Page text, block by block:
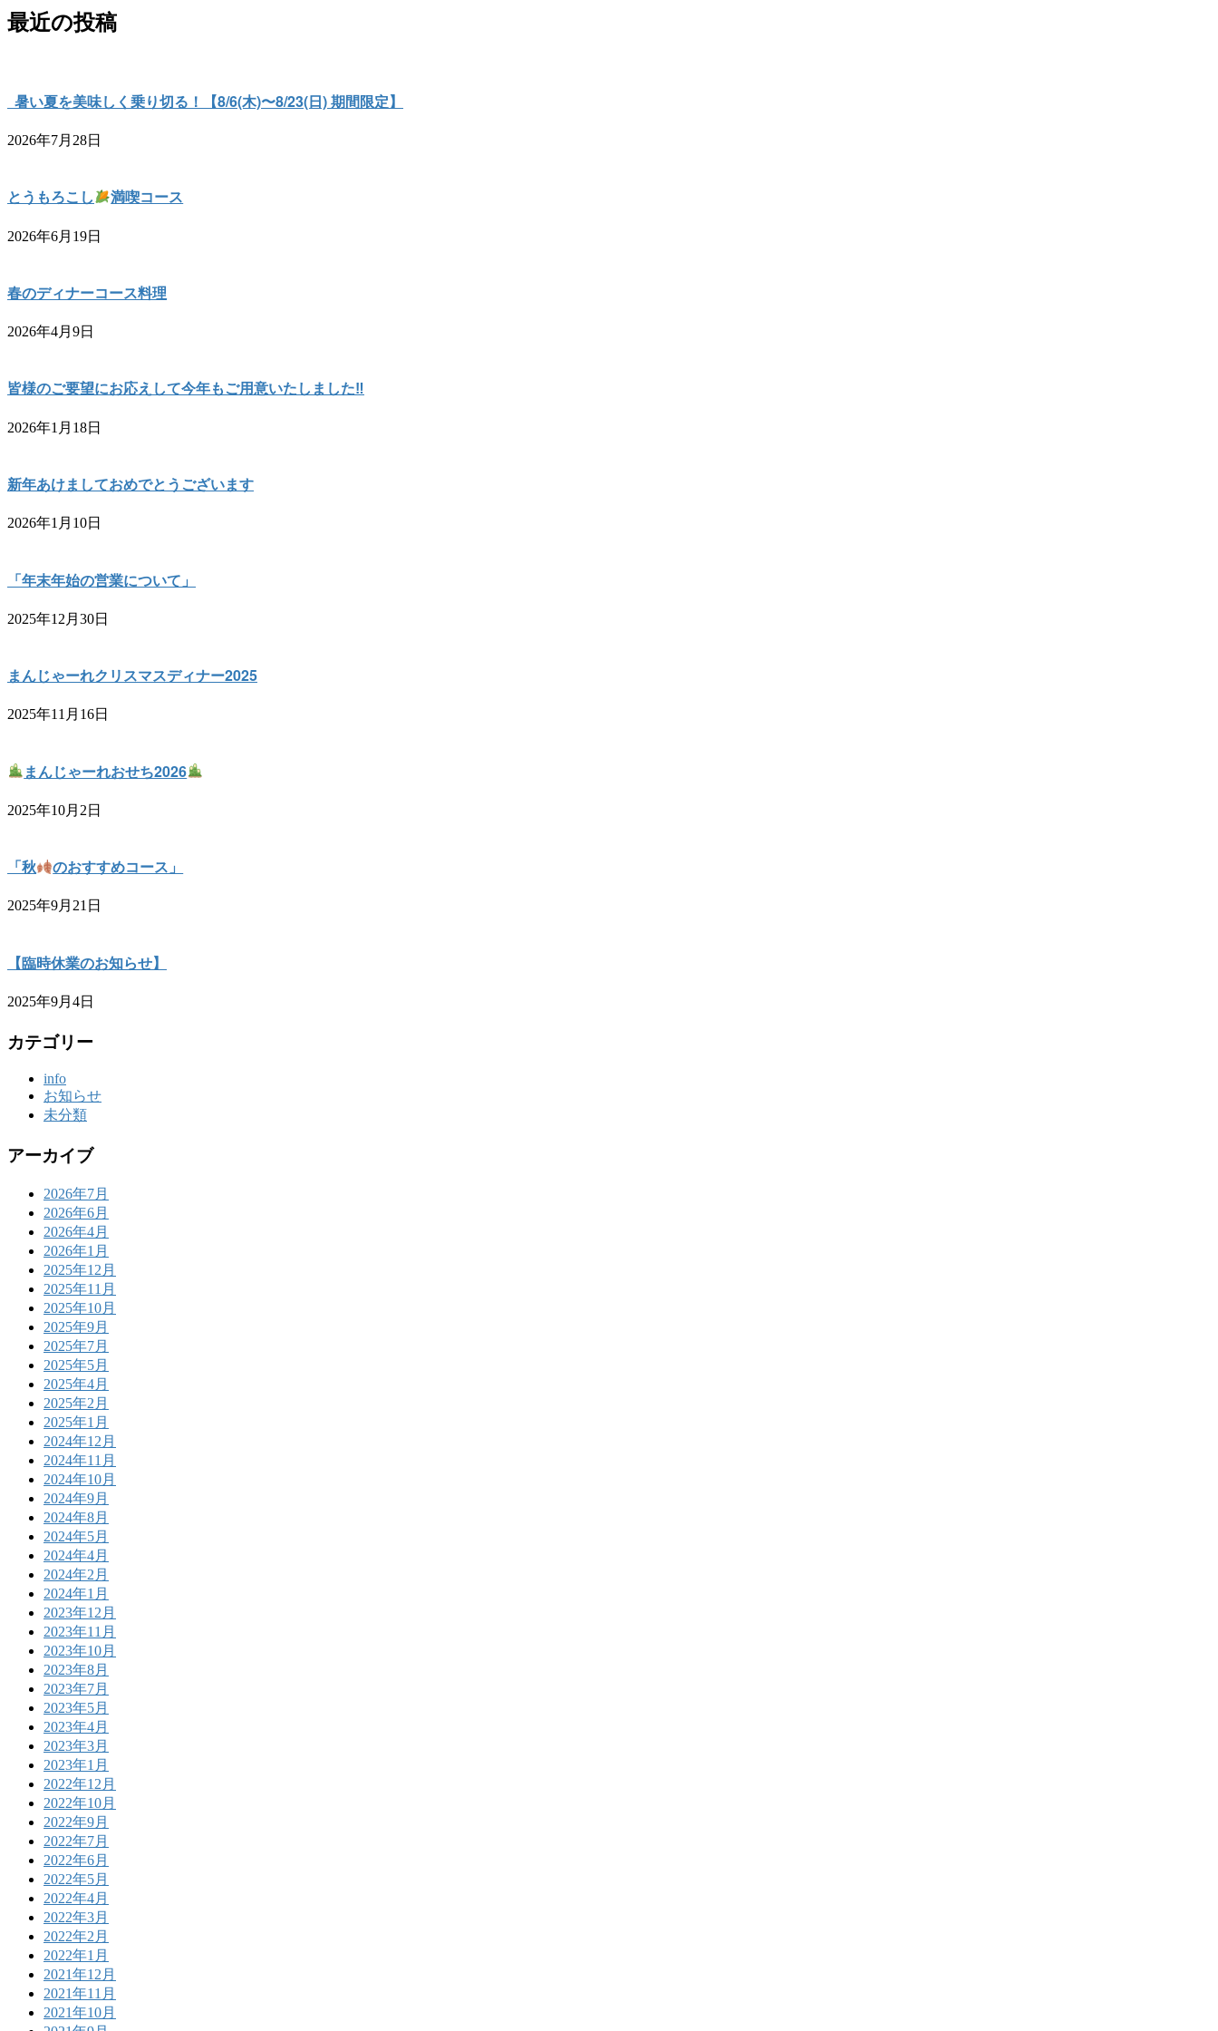
最近の投稿
暑い夏を美味しく乗り切る！【8/6(木)〜8/23(日) 期間限定】
2026年7月28日
とうもろこし 満喫コース
2026年6月19日
春のディナーコース料理
2026年4月9日
皆様のご要望にお応えして今年もご用意いたしました‼︎
2026年1月18日
新年あけましておめでとうございます
2026年1月10日
「年末年始の営業について」
2025年12月30日
まんじゃーれクリスマスディナー2025
2025年11月16日
まんじゃーれおせち2026
2025年10月2日
「秋 のおすすめコース」
2025年9月21日
【臨時休業のお知らせ】
2025年9月4日
カテゴリー
info
お知らせ
未分類
アーカイブ
2026年7月
2026年6月
2026年4月
2026年1月
2025年12月
2025年11月
2025年10月
2025年9月
2025年7月
2025年5月
2025年4月
2025年2月
2025年1月
2024年12月
2024年11月
2024年10月
2024年9月
2024年8月
2024年5月
2024年4月
2024年2月
2024年1月
2023年12月
2023年11月
2023年10月
2023年8月
2023年7月
2023年5月
2023年4月
2023年3月
2023年1月
2022年12月
2022年10月
2022年9月
2022年7月
2022年6月
2022年5月
2022年4月
2022年3月
2022年2月
2022年1月
2021年12月
2021年11月
2021年10月